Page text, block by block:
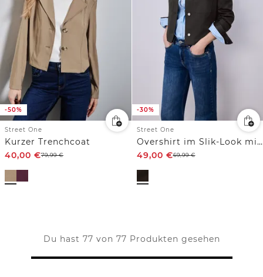
-50%
Street One
Kurzer Trenchcoat
40,00 €79,99€
-30%
Street One
Overshirt im Slik-Look mit Knopfleiste
49,00 €69,99€
Du hast 77 von 77 Produkten gesehen